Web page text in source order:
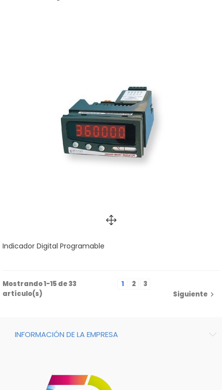
Indicador Digital Programable
Mostrando 1-15 de 33
artículo(s)
1 2
3
Siguiente 
INFORMACIÓN DE LA EMPRESA